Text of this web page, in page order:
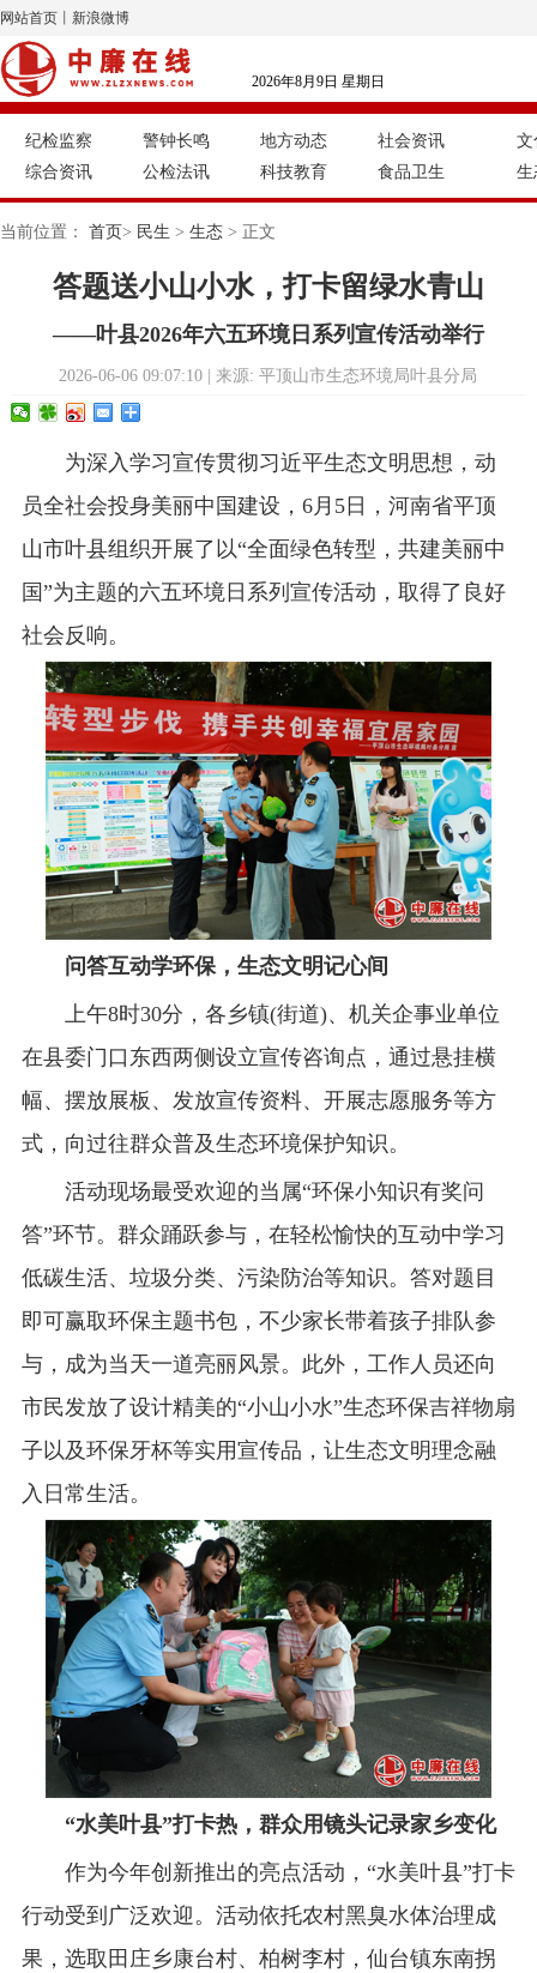
网站首页 新浪微博
2026年8月9日 星期日
纪检监察 警钟长鸣 地方动态
社会资讯
综合资讯
公检法讯 科技教育 食品卫生
文
生
当前位置： 首页> 民生 > 生态 > 正文
答题送小山小水，打卡留绿水青山
——叶县2026年六五环境日系列宣传活动举行
2026-06-06 09:07:10 | 来源: 平顶山市生态环境局叶县分局
为深入学习宣传贯彻习近平生态文明思想，动
员全社会投身美丽中国建设，6月5日，河南省平顶
山市叶县组织开展了以“全面绿色转型，共建美丽中
国”为主题的六五环境日系列宣传活动，取得了良好
社会反响。
问答互动学环保，生态文明记心间
上午8时30分，各乡镇(街道)、机关企事业单位
在县委门口东西两侧设立宣传咨询点，通过悬挂横
幅、摆放展板、发放宣传资料、开展志愿服务等方
式，向过往群众普及生态环境保护知识。
活动现场最受欢迎的当属“环保小知识有奖问
答”环节。群众踊跃参与，在轻松愉快的互动中学习
低碳生活、垃圾分类、污染防治等知识。答对题目
即可赢取环保主题书包，不少家长带着孩子排队参
与，成为当天一道亮丽风景。此外，工作人员还向
市民发放了设计精美的“小山小水”生态环保吉祥物扇
子以及环保牙杯等实用宣传品，让生态文明理念融
入日常生活。
“水美叶县”打卡热，群众用镜头记录家乡变化
作为今年创新推出的亮点活动，“水美叶县”打卡
行动受到广泛欢迎。活动依托农村黑臭水体治理成
果，选取田庄乡康台村、柏树李村，仙台镇东南拐